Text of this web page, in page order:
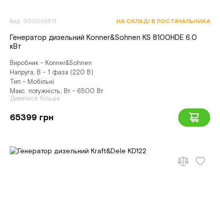
Код: 000001571 НА СКЛАДІ В ПОСТАЧАЛЬНИКА
Генератор дизельний Konner&Sohnen KS 8100HDE 6.0
кВт
Виробник - Konner&Sohnen
Напруга, В - 1 фаза (220 В)
Тип - Мобільні
Макс. потужність, Вт - 6500 Вт
Дивитися більше
65399 грн